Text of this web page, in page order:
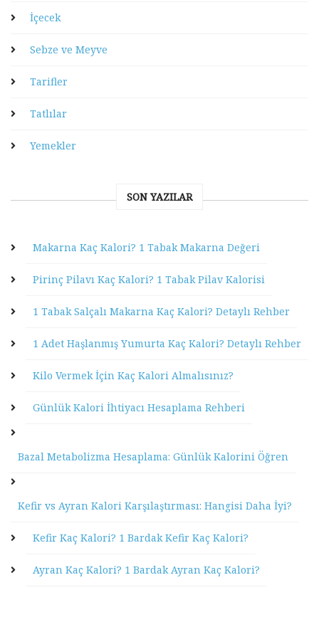
İçecek
Sebze ve Meyve
Tarifler
Tatlılar
Yemekler
SON YAZILAR
Makarna Kaç Kalori? 1 Tabak Makarna Değeri
Pirinç Pilavı Kaç Kalori? 1 Tabak Pilav Kalorisi
1 Tabak Salçalı Makarna Kaç Kalori? Detaylı Rehber
1 Adet Haşlanmış Yumurta Kaç Kalori? Detaylı Rehber
Kilo Vermek İçin Kaç Kalori Almalısınız?
Günlük Kalori İhtiyacı Hesaplama Rehberi
Bazal Metabolizma Hesaplama: Günlük Kalorini Öğren
Kefir vs Ayran Kalori Karşılaştırması: Hangisi Daha İyi?
Kefir Kaç Kalori? 1 Bardak Kefir Kaç Kalori?
Ayran Kaç Kalori? 1 Bardak Ayran Kaç Kalori?